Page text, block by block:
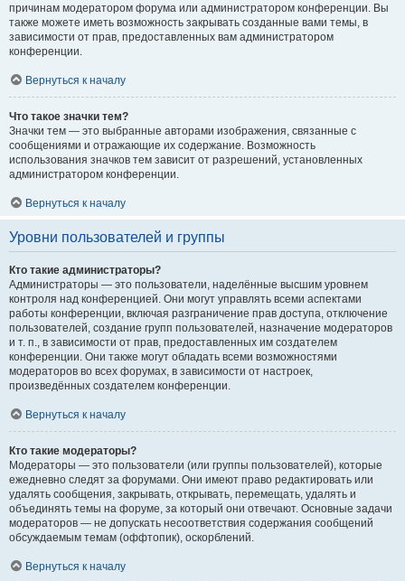
причинам модератором форума или администратором конференции. Вы
также можете иметь возможность закрывать созданные вами темы, в
зависимости от прав, предоставленных вам администратором
конференции.
Вернуться к началу
Что такое значки тем?
Значки тем — это выбранные авторами изображения, связанные с
сообщениями и отражающие их содержание. Возможность
использования значков тем зависит от разрешений, установленных
администратором конференции.
Вернуться к началу
Уровни пользователей и группы
Кто такие администраторы?
Администраторы — это пользователи, наделённые высшим уровнем
контроля над конференцией. Они могут управлять всеми аспектами
работы конференции, включая разграничение прав доступа, отключение
пользователей, создание групп пользователей, назначение модераторов
и т. п., в зависимости от прав, предоставленных им создателем
конференции. Они также могут обладать всеми возможностями
модераторов во всех форумах, в зависимости от настроек,
произведённых создателем конференции.
Вернуться к началу
Кто такие модераторы?
Модераторы — это пользователи (или группы пользователей), которые
ежедневно следят за форумами. Они имеют право редактировать или
удалять сообщения, закрывать, открывать, перемещать, удалять и
объединять темы на форуме, за который они отвечают. Основные задачи
модераторов — не допускать несоответствия содержания сообщений
обсуждаемым темам (оффтопик), оскорблений.
Вернуться к началу